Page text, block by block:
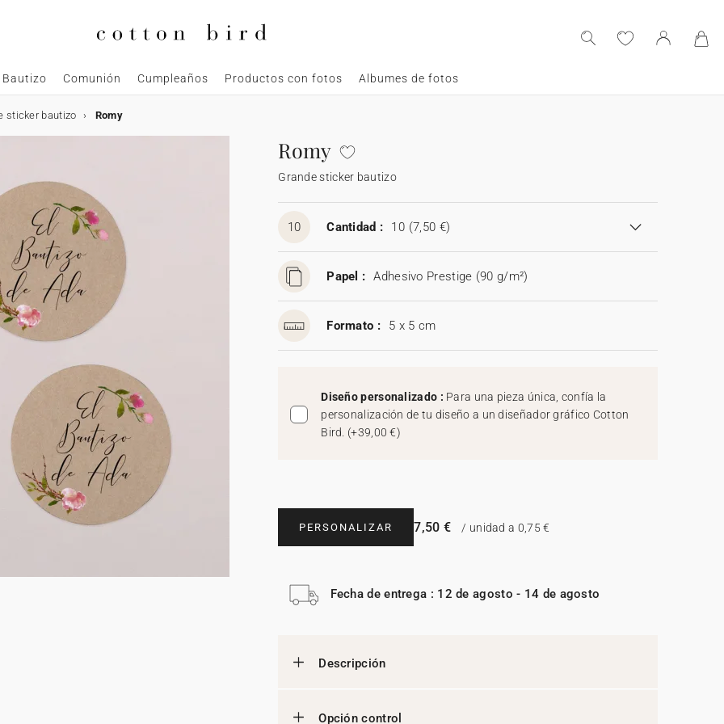
Bautizo Comunión Cumpleaños Productos con fotos Albumes de fotos
sticker bautizo Romy
Romy
Grande sticker bautizo
10 Cantidad : 10 (7,50 €)
Papel : Adhesivo Prestige (90 g/m²)
Formato : 5 x 5 cm
Diseño personalizado : Para una pieza única, confía la
personalización de tu diseño a un diseñador gráfico Cotton
Bird. (+39,00 €)
PERSONALIZAR 7,50 € / unidad a 0,75 €
Fecha de entrega : 12 de agosto - 14 de agosto
Descripción
Opción control